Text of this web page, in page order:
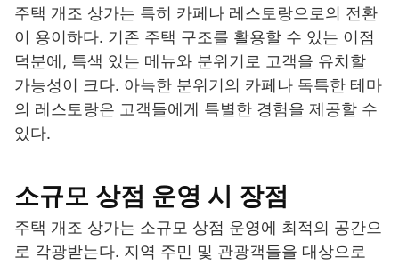
주택 개조 상가는 특히 카페나 레스토랑으로의 전환
이 용이하다. 기존 주택 구조를 활용할 수 있는 이점
덕분에, 특색 있는 메뉴와 분위기로 고객을 유치할
가능성이 크다. 아늑한 분위기의 카페나 독특한 테마
의 레스토랑은 고객들에게 특별한 경험을 제공할 수
있다.
소규모 상점 운영 시 장점
주택 개조 상가는 소규모 상점 운영에 최적의 공간으
로 각광받는다. 지역 주민 및 관광객들을 대상으로